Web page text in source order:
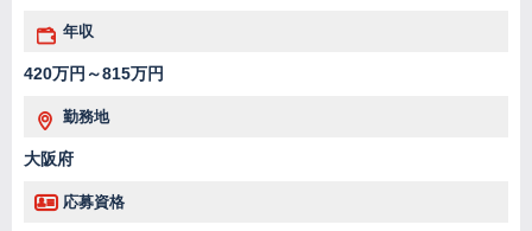
年収
420万円～815万円
勤務地
大阪府
応募資格